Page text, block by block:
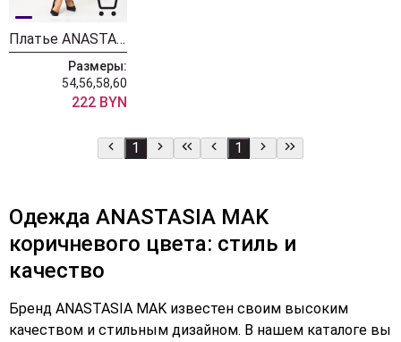
Платье ANASTASIA MAK 1301 коричневый
Размеры:
54,56,58,60
222 BYN
1 1
Одежда ANASTASIA MAK
коричневого цвета: стиль и
качество
Бренд ANASTASIA MAK известен своим высоким
качеством и стильным дизайном. В нашем каталоге вы